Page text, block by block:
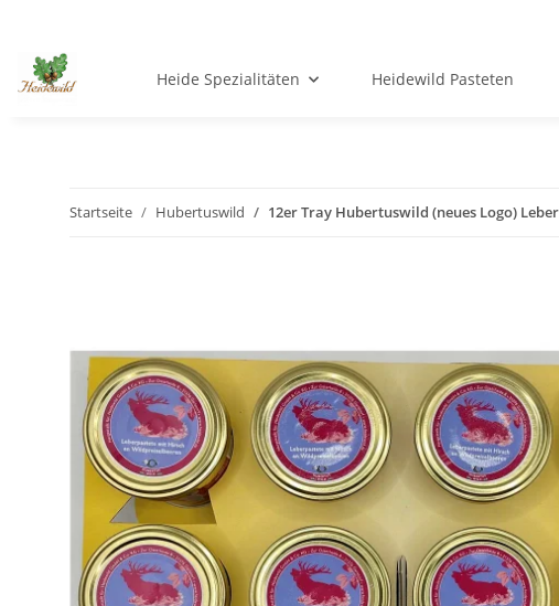
Heide Spezialitäten Heidewild Pasteten
Startseite Hubertuswild 12er Tray Hubertuswild (neues Logo)